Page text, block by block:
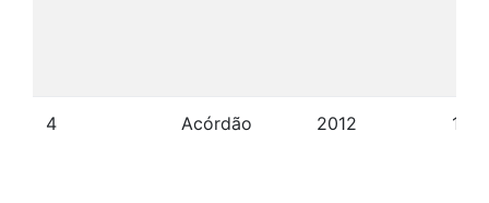
4 Acórdão 2012 17/